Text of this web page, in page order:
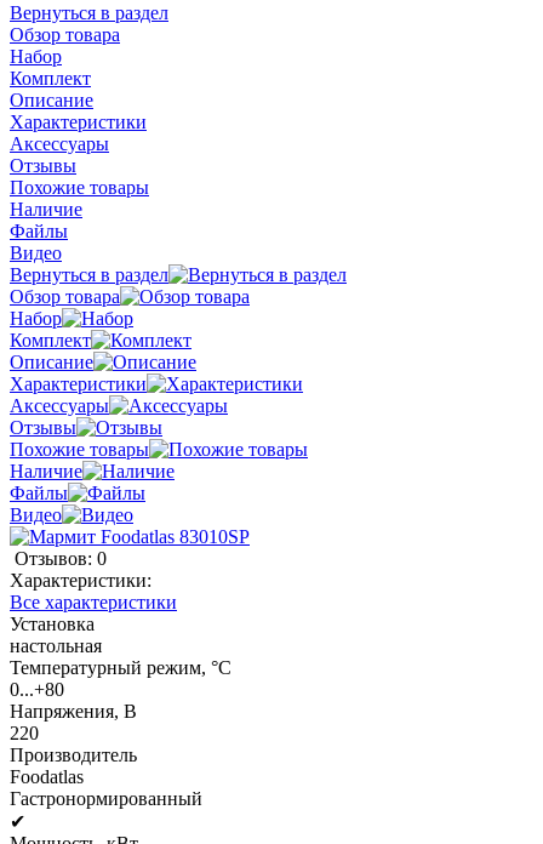
Вернуться в раздел
Обзор товара
Набор
Комплект
Описание
Характеристики
Аксессуары
Отзывы
Похожие товары
Наличие
Файлы
Видео
Вернуться в раздел
Обзор товара
Набор
Комплект
Описание
Характеристики
Аксессуары
Отзывы
Похожие товары
Наличие
Файлы
Видео
Отзывов: 0
Характеристики:
Все характеристики
Установка
настольная
Температурный режим, °C
0...+80
Напряжения, В
220
Производитель
Foodatlas
Гастронормированный
✔